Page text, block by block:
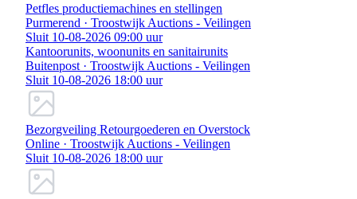
Petfles productiemachines en stellingen
Purmerend · Troostwijk Auctions - Veilingen
Sluit 10-08-2026 09:00 uur
Kantoorunits, woonunits en sanitairunits
Buitenpost · Troostwijk Auctions - Veilingen
Sluit 10-08-2026 18:00 uur
Bezorgveiling Retourgoederen en Overstock
Online · Troostwijk Auctions - Veilingen
Sluit 10-08-2026 18:00 uur